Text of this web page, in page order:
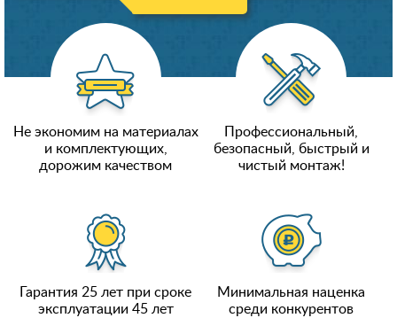
Не экономим на материалах
и комплектующих,
дорожим качеством
Профессиональный,
безопасный, быстрый и
чистый монтаж!
Гарантия 25 лет при сроке
эксплуатации 45 лет
Минимальная наценка
среди конкурентов